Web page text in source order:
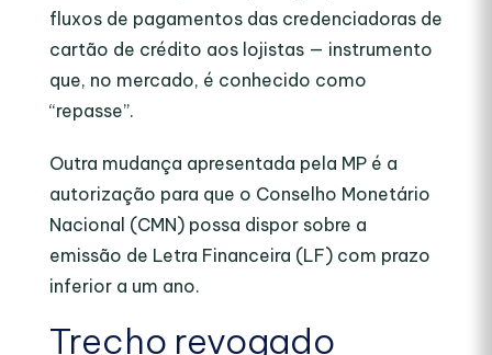
fluxos de pagamentos das credenciadoras de
cartão de crédito aos lojistas — instrumento
que, no mercado, é conhecido como
“repasse”.
Outra mudança apresentada pela MP é a
autorização para que o Conselho Monetário
Nacional (CMN) possa dispor sobre a
emissão de Letra Financeira (LF) com prazo
inferior a um ano.
Trecho revogado